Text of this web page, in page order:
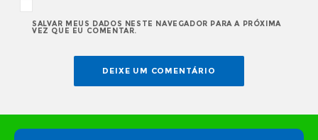
SALVAR MEUS DADOS NESTE NAVEGADOR PARA A PRÓXIMA
VEZ QUE EU COMENTAR.